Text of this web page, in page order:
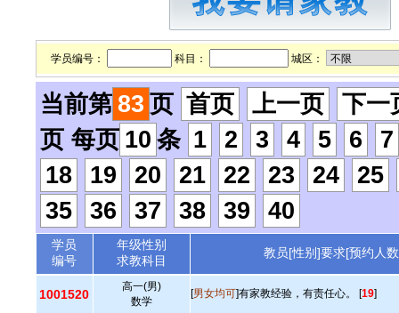
学员编号： 科目： 城区：
当前第 83 页 首页 上一页
下一
页 每页 10 条 1 2 3 4 5 6
7
18
19 20 21 22 23 24
25
35
36 37 38 39 40
学员
编号
年级性别
求教科目
教员[性别]要求[预约人
1001520
高一(男)
数学
[男女均可]有家教经验，有责任心。 [19]